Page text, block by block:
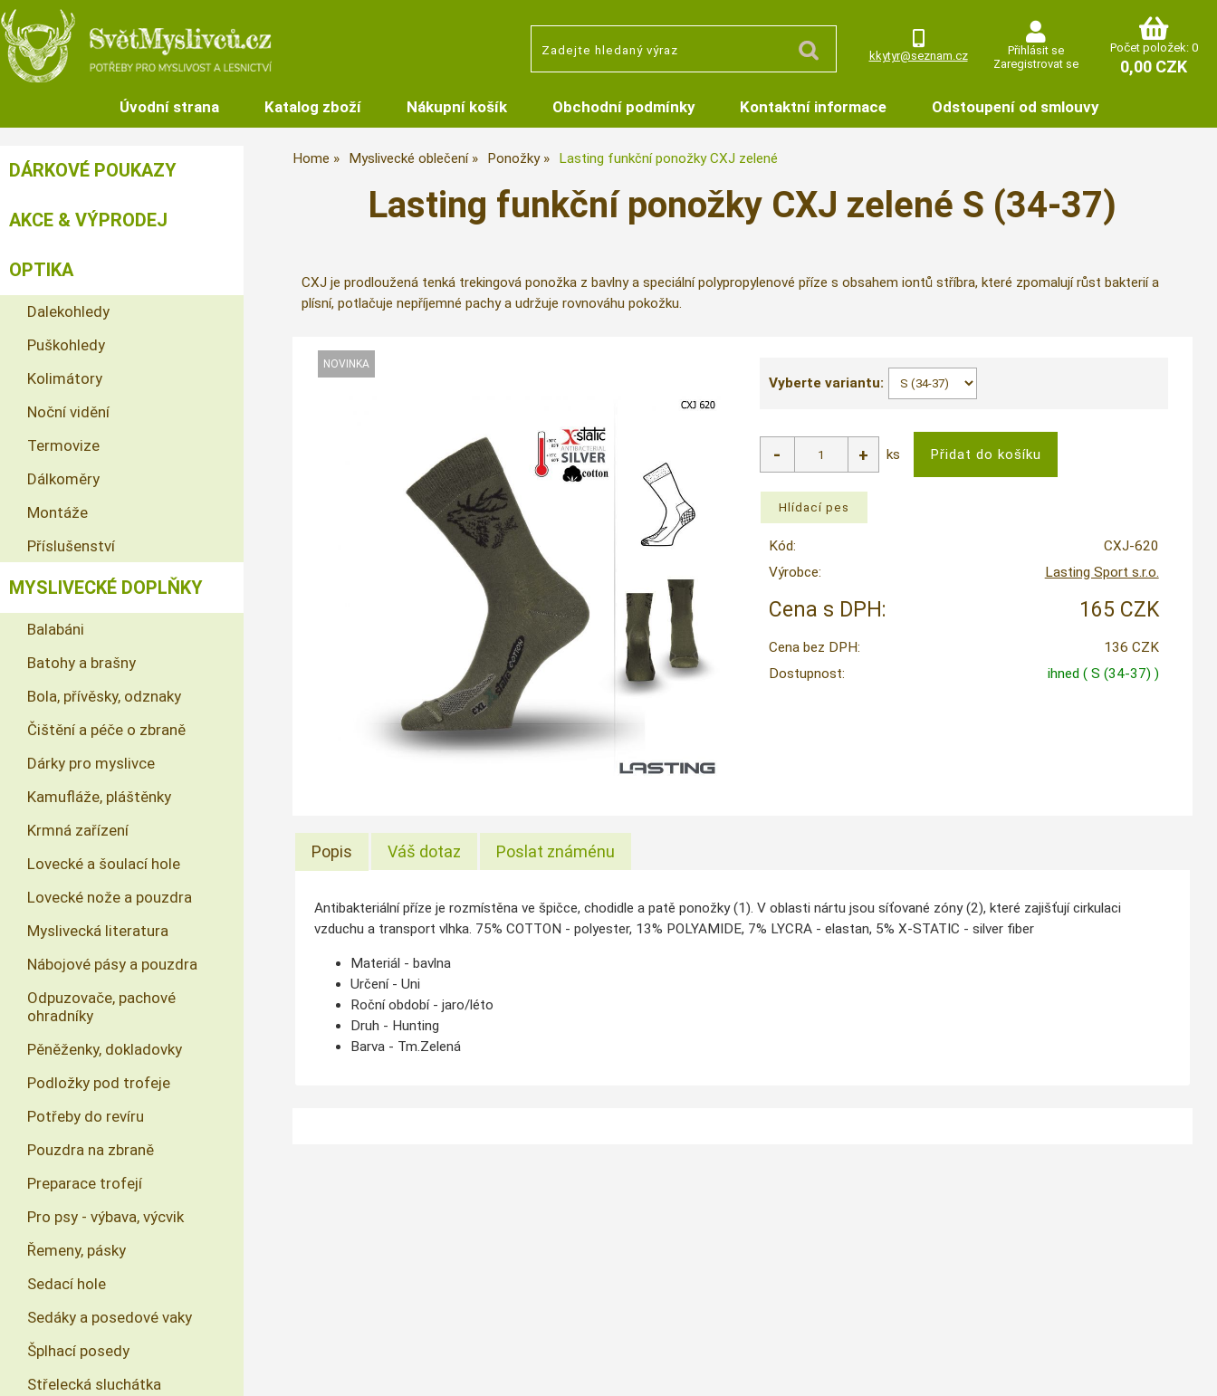
kkytyr@seznam.cz
Přihlásit se
Zaregistrovat se
Počet položek: 0
0,00 CZK
Úvodní strana Katalog zboží Nákupní košík Obchodní podmínky Kontaktní informace Odstoupení od smlouvy
Home Myslivecké oblečení Ponožky Lasting funkční ponožky CXJ zelené
Lasting funkční ponožky CXJ zelené S (34-37)
CXJ je prodloužená tenká trekingová ponožka z bavlny a speciální polypropylenové příze s obsahem iontů stříbra, které zpomalují růst bakterií a
plísní, potlačuje nepříjemné pachy a udržuje rovnováhu pokožku.
Vyberte variantu:
ks
Kód:
CXJ-620
Výrobce:
Lasting Sport s.r.o.
Cena s DPH: 165 CZK
Cena bez DPH:
136 CZK
Dostupnost:
ihned ( S (34-37) )
Popis Váš dotaz Poslat známénu
Antibakteriální příze je rozmístěna ve špičce, chodidle a patě ponožky (1). V oblasti nártu jsou síťované zóny (2), které zajišťují cirkulaci
vzduchu a transport vlhka. 75% COTTON - polyester, 13% POLYAMIDE, 7% LYCRA - elastan, 5% X-STATIC - silver fiber
Materiál - bavlna
Určení -Uni
Roční období -jaro/léto
Druh - Hunting
Barva - Tm.Zelená
DÁRKOVÉ POUKAZY
AKCE & VÝPRODEJ
OPTIKA
Dalekohledy
Puškohledy
Kolimátory
Noční vidění
Termovize
Dálkoměry
Montáže
Příslušenství
MYSLIVECKÉ DOPLŇKY
Balabáni
Batohy a brašny
Bola, přívěsky, odznaky
Čištění a péče o zbraně
Dárky pro myslivce
Kamufláže, pláštěnky
Krmná zařízení
Lovecké a šoulací hole
Lovecké nože a pouzdra
Myslivecká literatura
Nábojové pásy a pouzdra
Odpuzovače, pachové
ohradníky
Pěněženky, dokladovky
Podložky pod trofeje
Potřeby do revíru
Pouzdra na zbraně
Preparace trofejí
Pro psy - výbava, výcvik
Řemeny, pásky
Sedací hole
Sedáky a posedové vaky
Šplhací posedy
Střelecká sluchátka